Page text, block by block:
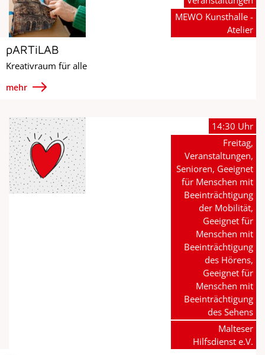
pARTiLAB
Kreativraum für alle
mehr
MEWO Kunsthalle -
Atelier
14:30 Uhr
Freitag,
Veranstaltungen,
Senioren, Geeignet
für Menschen mit
Beeinträchtigung
der Mobilität,
Geeignet für
Menschen mit
Beeinträchtigung
des Hörens,
Geeignet für
Menschen mit
Beeinträchtigung
des Sehens
Malteser
Hilfsdienst e.V.